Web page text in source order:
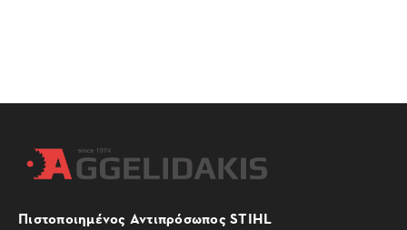
Πιστοποιημένος Αντιπρόσωπος STIHL